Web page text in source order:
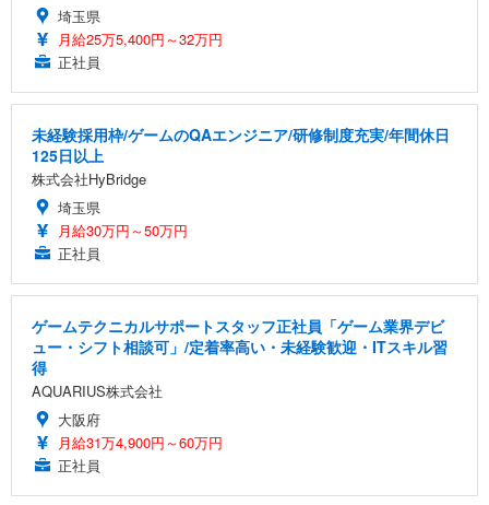
埼玉県
月給25万5,400円～32万円
正社員
未経験採用枠/ゲームのQAエンジニア/研修制度充実/年間休日
125日以上
株式会社HyBridge
埼玉県
月給30万円～50万円
正社員
ゲームテクニカルサポートスタッフ正社員「ゲーム業界デビ
ュー・シフト相談可」/定着率高い・未経験歓迎・ITスキル習
得
AQUARIUS株式会社
大阪府
月給31万4,900円～60万円
正社員